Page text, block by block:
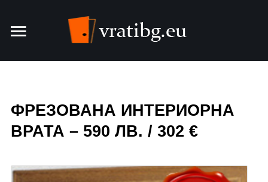
Блиндирани врати
Контакти
ФРЕЗОВАНА ИНТЕРИОРНА
ВРАТА – 590 ЛВ. / 302 €